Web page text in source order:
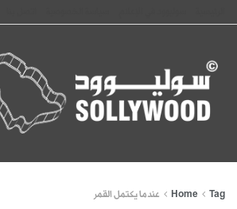
Home Tag عندما يكتمل القمر